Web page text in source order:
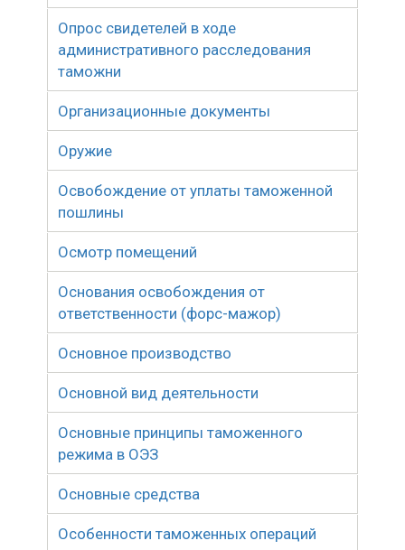
Опрос свидетелей в ходе
административного расследования
таможни
Организационные документы
Оружие
Освобождение от уплаты таможенной
пошлины
Осмотр помещений
Основания освобождения от
ответственности (форс-мажор)
Основное производство
Основной вид деятельности
Основные принципы таможенного
режима в ОЭЗ
Основные средства
Особенности таможенных операций